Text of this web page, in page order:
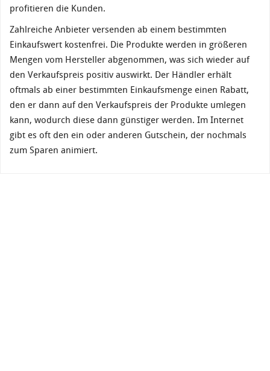
profitieren die Kunden.
Zahlreiche Anbieter versenden ab einem bestimmten
Einkaufswert kostenfrei. Die Produkte werden in größeren
Mengen vom Hersteller abgenommen, was sich wieder auf
den Verkaufspreis positiv auswirkt. Der Händler erhält
oftmals ab einer bestimmten Einkaufsmenge einen Rabatt,
den er dann auf den Verkaufspreis der Produkte umlegen
kann, wodurch diese dann günstiger werden. Im Internet
gibt es oft den ein oder anderen Gutschein, der nochmals
zum Sparen animiert.